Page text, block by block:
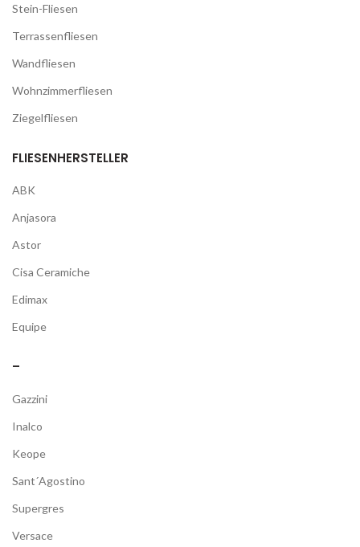
Stein-Fliesen
Terrassenfliesen
Wandfliesen
Wohnzimmerfliesen
Ziegelfliesen
FLIESENHERSTELLER
ABK
Anjasora
Astor
Cisa Ceramiche
Edimax
Equipe
–
Gazzini
Inalco
Keope
Sant´Agostino
Supergres
Versace